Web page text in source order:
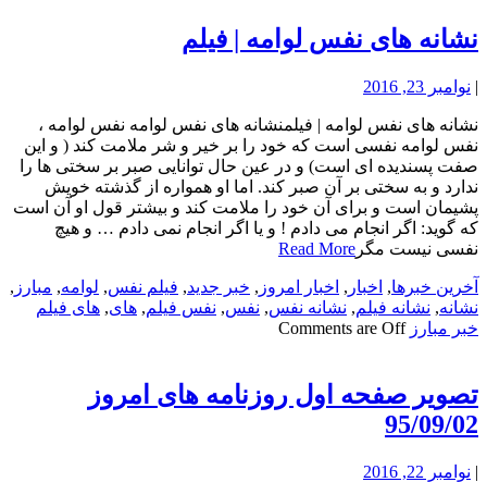
نشانه های نفس لوامه | فیلم
| نوامبر 23, 2016
نشانه های نفس لوامه | فیلمنشانه های نفس لوامه نفس لوامه ،
نفس لوامه نفسی است که خود را بر خیر و شر ملامت کند ( و این
صفت پسندیده ای است) و در عین حال توانایی صبر بر سختی ها را
ندارد و به سختی بر آن صبر کند. اما او همواره از گذشته خویش
پشیمان است و برای آن خود را ملامت کند و بیشتر قول او آن است
که گوید: اگر انجام می دادم ! و یا اگر انجام نمی دادم … و هیچ
نفسی نیست مگر Read More
آخرین خبرها, اخبار , اخبار امروز , خبر جدید, فیلم نفس, لوامه, مبارز ,
نشانه, نشانه فیلم, نشانه نفس, نفس, نفس فیلم, های, های فیلم
خبر مبارز Comments are Off
تصویر صفحه اول روزنامه های امروز
95/09/02
| نوامبر 22, 2016